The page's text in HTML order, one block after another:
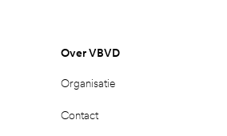
Over VBVD
Organisatie
Contact